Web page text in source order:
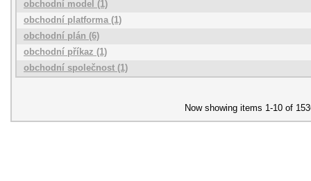
obchodní model (1)
obchodní platforma (1)
obchodní plán (6)
obchodní příkaz (1)
obchodní společnost (1)
Now showing items 1-10 of